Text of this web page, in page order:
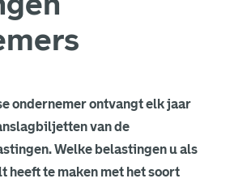
ondernemer ontvangt elk jaar
van de
Welke belastingen u als
heeft te maken met het soort